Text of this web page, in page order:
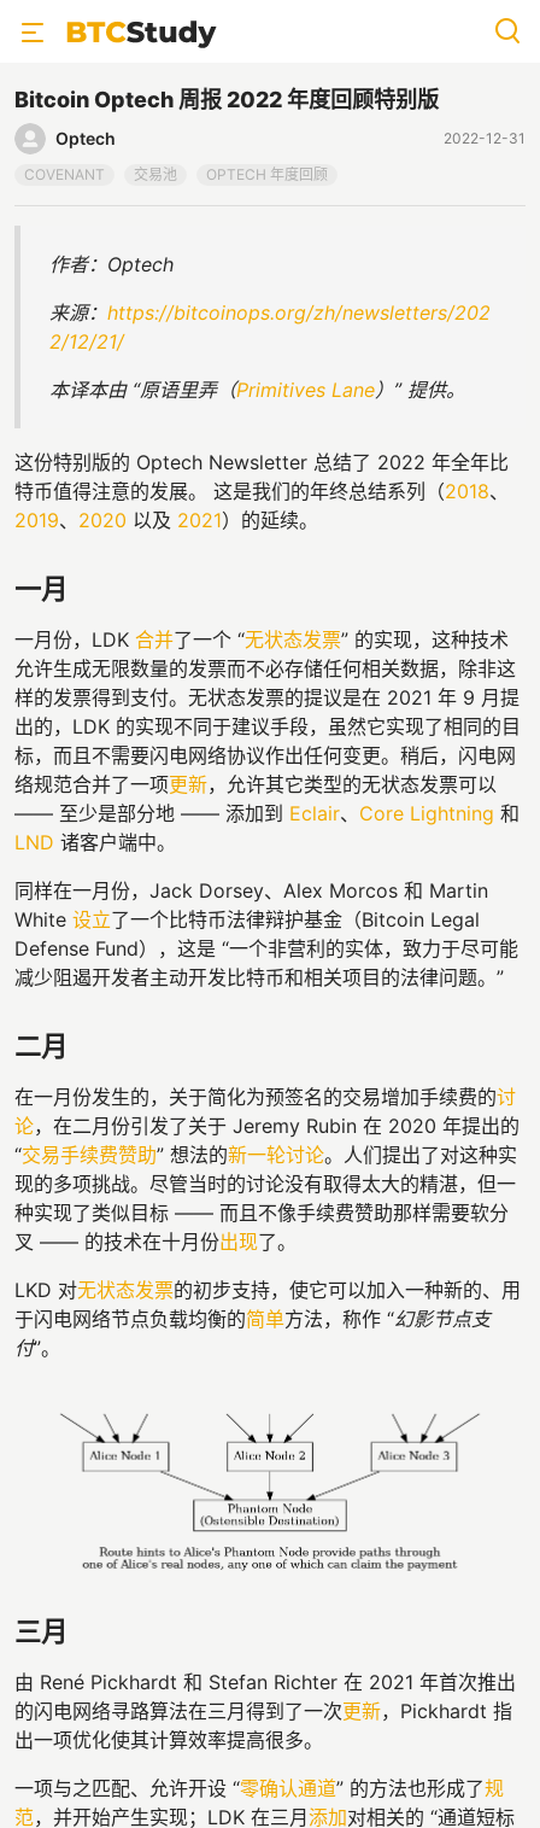
Bitcoin Optech 周报 2022 年度回顾特别版
Optech
2022-12-31
COVENANT
交易池 OPTECH 年度回顾
作者：Optech
来源： https://bitcoinops.org/zh/newsletters/202
2/12/21/
本译本由 “原语里弄（Primitives Lane）” 提供。
这份特别版的 Optech Newsletter 总结了 2022 年全年比
特币值得注意的发展。 这是我们的年终总结系列（2018、
2019、 2020 以及 2021）的延续。
一月
一月份，LDK 合并了一个 “无状态发票” 的实现，这种技术
允许生成无限数量的发票而不必存储任何相关数据，除非这
样的发票得到支付。无状态发票的提议是在 2021 年 9 月提
出的，LDK 的实现不同于建议手段，虽然它实现了相同的目
标，而且不需要闪电网络协议作出任何变更。稍后，闪电网
络规范合并了一项更新，允许其它类型的无状态发票可以
—— 至少是部分地 —— 添加到 Eclair、 Core Lightning 和
LND 诸客户端中。
同样在一月份，Jack Dorsey、Alex Morcos 和 Martin
White 设立了一个比特币法律辩护基金（Bitcoin Legal
Defense Fund），这是 “一个非营利的实体，致力于尽可能
减少阻遏开发者主动开发比特币和相关项目的法律问题。”
二月
在一月份发生的，关于简化为预签名的交易增加手续费的讨
论，在二月份引发了关于 Jeremy Rubin 在 2020 年提出的
“交易手续费赞助” 想法的新一轮讨论。人们提出了对这种实
现的多项挑战。尽管当时的讨论没有取得太大的精湛，但一
种实现了类似目标 —— 而且不像手续费赞助那样需要软分
叉 —— 的技术在十月份出现了。
LKD 对无状态发票的初步支持，使它可以加入一种新的、用
于闪电网络节点负载均衡的简单方法，称作 “幻影节点支
付”。
三月
由 René Pickhardt 和 Stefan Richter 在 2021 年首次推出
的闪电网络寻路算法在三月得到了一次更新，Pickhardt 指
出一项优化使其计算效率提高很多。
一项与之匹配、允许开设 “零确认通道” 的方法也形成了规
范，并开始产生实现；LDK 在三月添加对相关的 “通道短标